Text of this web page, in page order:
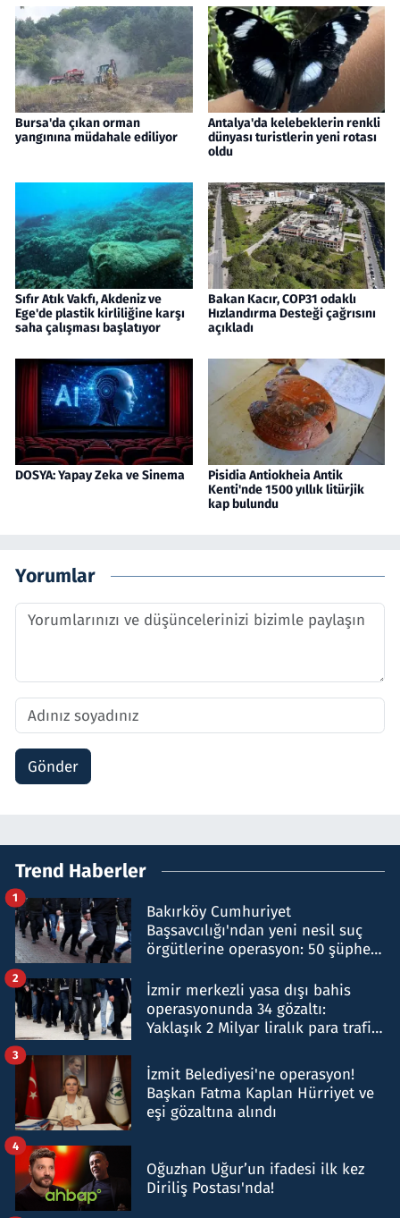
Bursa'da çıkan orman
yangınına müdahale ediliyor
Antalya'da kelebeklerin renkli
dünyası turistlerin yeni rotası
oldu
Sıfır Atık Vakfı, Akdeniz ve
Ege'de plastik kirliliğine karşı
saha çalışması başlatıyor
Bakan Kacır, COP31 odaklı
Hızlandırma Desteği çağrısını
açıkladı
DOSYA: Yapay Zeka ve Sinema
Pisidia Antiokheia Antik
Kenti'nde 1500 yıllık litürjik
kap bulundu
Yorumlar
Gönder
Trend Haberler
Bakırköy Cumhuriyet
Başsavcılığı'ndan yeni nesil suç
örgütlerine operasyon: 50 şüpheli
1
İzmir merkezli yasa dışı bahis
operasyonunda 34 gözaltı:
Yaklaşık 2 Milyar liralık para trafiği
2
İzmit Belediyesi'ne operasyon!
Başkan Fatma Kaplan Hürriyet ve
eşi gözaltına alındı
3
Oğuzhan Uğur’un ifadesi ilk kez
Diriliş Postası'nda!
4